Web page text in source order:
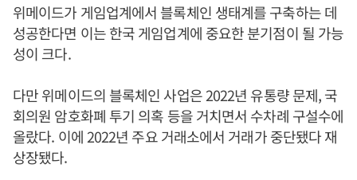
위메이드가 게임업계에서 블록체인 생태계를 구축하는 데
성공한다면 이는 한국 게임업계에 중요한 분기점이 될 가능
성이 크다.
다만 위메이드의 블록체인 사업은 2022년 유통량 문제, 국
회의원 암호화폐 투기 의혹 등을 거치면서 수차례 구설수에
올랐다. 이에 2022년 주요 거래소에서 거래가 중단됐다 재
상장됐다.